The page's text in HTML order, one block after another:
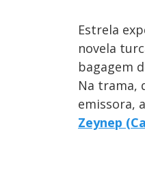
Estrela
novela
bagagem
Na trama,
emissora,
Zeynep